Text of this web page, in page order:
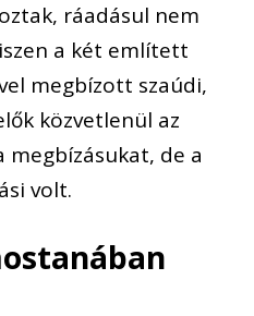
ráadásul nem
a két említett
megbízott szaúdi,
k közvetlenül az
t, de a
volt.